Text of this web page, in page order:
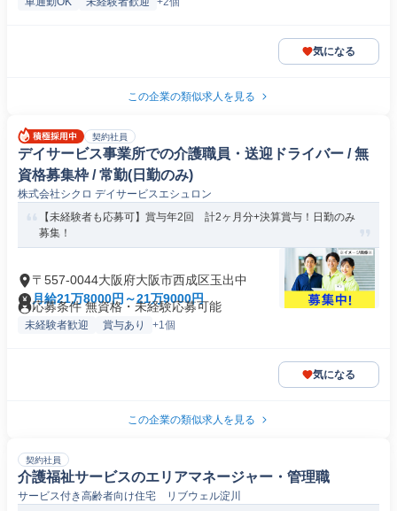
気になる
この企業の類似求人を見る
契約社員
デイサービス事業所での介護職員・送迎ドライバー / 無
資格募集枠 / 常勤(日勤のみ)
株式会社シクロ デイサービスエシュロン
【未経験者も応募可】賞与年2回 計2ヶ月分+決算賞与！日勤のみ
募集！
〒557-0044大阪府大阪市西成区玉出中
月給21万8000円～21万9000円
応募条件 無資格・未経験応募可能
未経験者歓迎 賞与あり +1個
気になる
この企業の類似求人を見る
契約社員
介護福祉サービスのエリアマネージャー・管理職
サービス付き高齢者向け住宅 リブウェル淀川